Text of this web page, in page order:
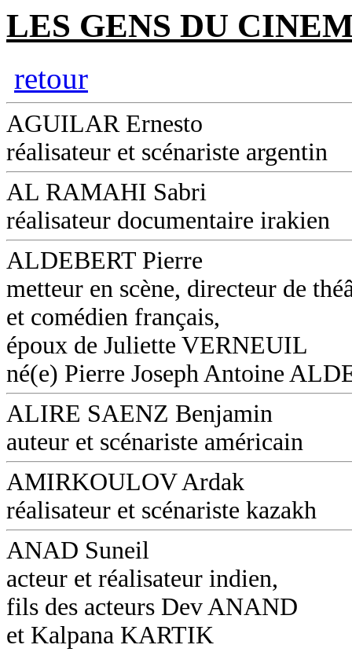
LES GENS DU
retour
AGUILAR Ernesto
réalisateur et scénariste argentin
AL RAMAHI Sabri
réalisateur documentaire irakien
ALDEBERT Pierre
metteur en scène, directeur de
et comédien français,
époux de Juliette VERNEUIL
né(e) Pierre Joseph Antoine
ALIRE SAENZ Benjamin
auteur et scénariste américain
AMIRKOULOV Ardak
réalisateur et scénariste kazakh
ANAD Suneil
acteur et réalisateur indien,
fils des acteurs Dev ANAND
et Kalpana KARTIK